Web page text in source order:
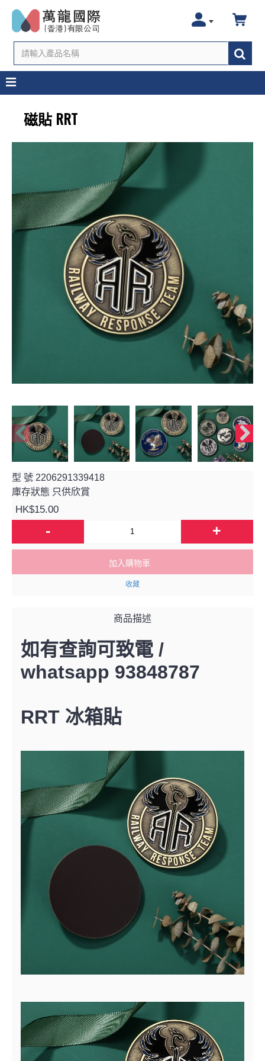
磁貼 RRT
型 號 2206291339418
庫存狀態 只供欣賞
HK$15.00
- +
加入購物車
收藏
商品描述
如有查詢可致電 /
whatsapp 93848787
RRT 冰箱貼